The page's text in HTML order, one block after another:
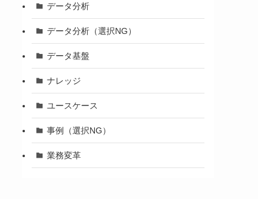
データ分析
データ分析（選択NG）
データ基盤
ナレッジ
ユースケース
事例（選択NG）
業務変革